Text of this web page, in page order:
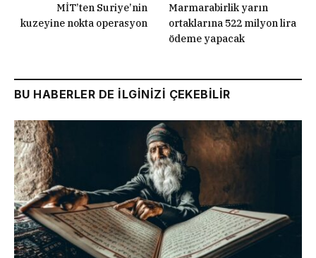
MİT’ten Suriye’nin
kuzeyine nokta operasyon
Marmarabirlik yarın
ortaklarına 522 milyon lira
ödeme yapacak
BU HABERLER DE İLGİNİZİ ÇEKEBİLİR